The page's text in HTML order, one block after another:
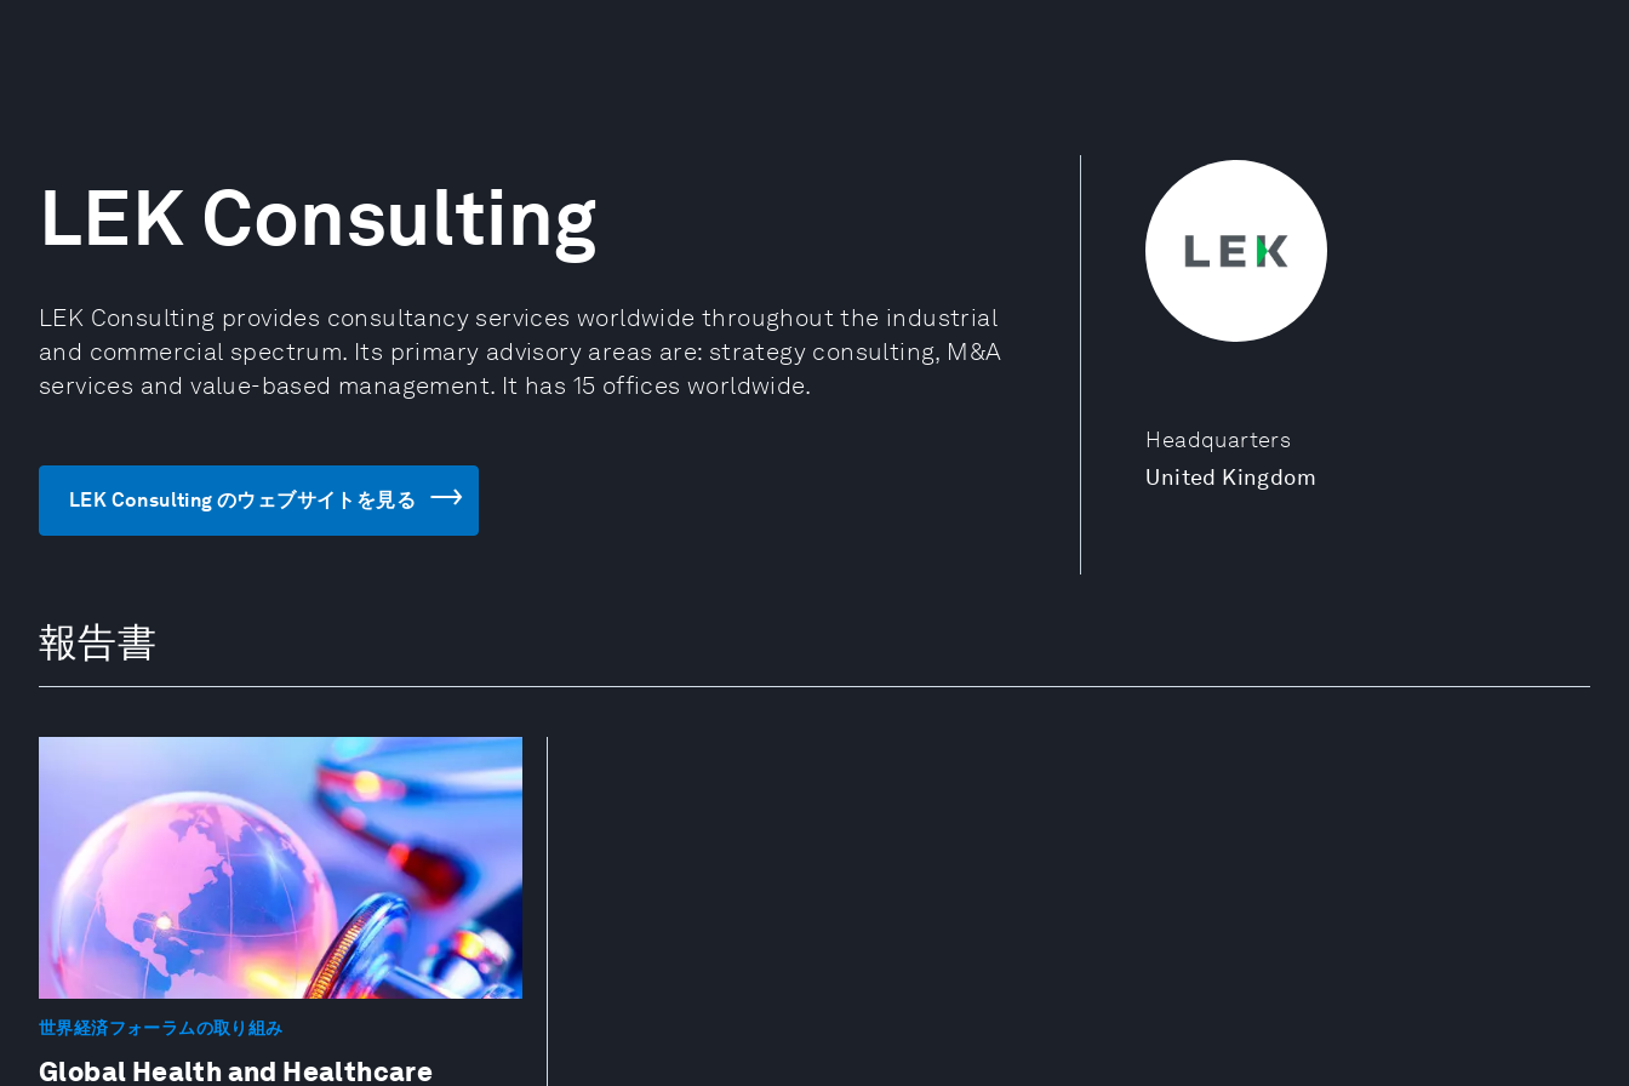
Headquarters
United Kingdom
LEK Consulting
LEK Consulting provides consultancy services worldwide throughout the industrial
and commercial spectrum. Its primary advisory areas are: strategy consulting, M&A
services and value-based management. It has 15 offices worldwide.
LEK Consulting のウェブサイトを見る
報告書
世界経済フォーラムの取り組み
Global Health and Healthcare